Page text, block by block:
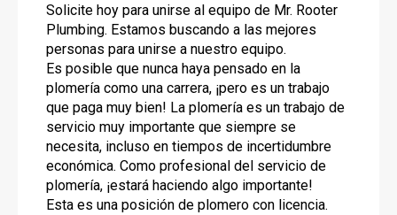
Solicite hoy para unirse al equipo de Mr. Rooter
Plumbing. Estamos buscando a las mejores
personas para unirse a nuestro equipo.
Es posible que nunca haya pensado en la
plomería como una carrera, ¡pero es un trabajo
que paga muy bien! La plomería es un trabajo de
servicio muy importante que siempre se
necesita, incluso en tiempos de incertidumbre
económica. Como profesional del servicio de
plomería, ¡estará haciendo algo importante!
Esta es una posición de plomero con licencia.